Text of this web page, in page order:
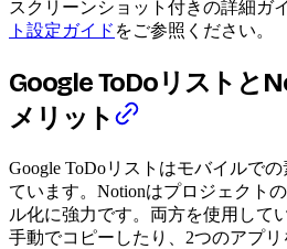
スクリーンショット付きの詳細ガ
ト設定ガイド をご参照ください。
Google ToDoリストと
メリット
Google ToDoリストはモバイルで
ています。Notionはプロジェクト
ル化に強力です。両方を使用して
手動でコピーしたり、2つのアプ